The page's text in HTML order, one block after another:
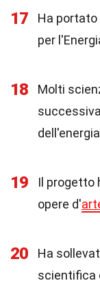
17
Ha portato
per
18
Molti
19
Il progetto
opere d'
20
Ha
scientifica